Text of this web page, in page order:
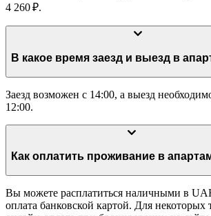
4 260 ₽.
В какое время
Заезд возможен с 14:00, а выезд
12:00.
Как оплатить
Вы можете расплатиться наличными в
оплата банковской картой. Для некоторых